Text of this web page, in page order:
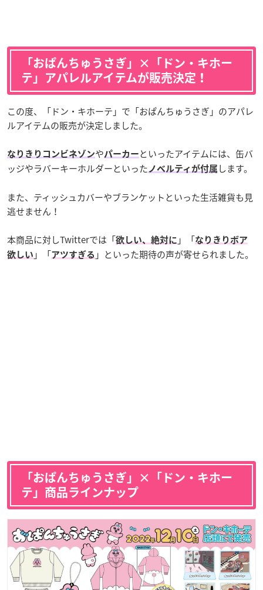
「おぱんちゅうさぎ」×「ドン・キホー
テ」アパレルアイテムが販売決定！
この度、「ドン・キホーテ」で「おぱんちゅうさぎ」のアパレ
ルアイテムの販売が決定しました。
なりきりコンビネゾンや パーカー といったアイテムには、缶バ
ッジやラバーキーホルダーといった ノベルティが付属 します。
また、ティッシュカバーやブランケットといった生活雑貨も見
逃せません！
本商品に対しTwitterでは「欲しい、絶対に 」「なりきりボア
欲しい 」「アツすぎる 」といった期待の声が寄せられました。
「おぱんちゅうさぎ」×「ドン・キホー
テ」商品ラインナップ